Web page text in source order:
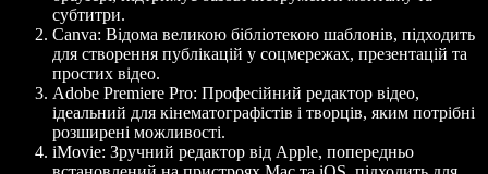
субтитри.
Canva: Відома великою бібліотекою шаблонів, підходить
для створення публікацій у соцмережах, презентацій та
простих відео.
Adobe Premiere Pro: Професійний редактор відео,
ідеальний для кінематографістів і творців, яким потрібні
розширені можливості.
iMovie: Зручний редактор від Apple, попередньо